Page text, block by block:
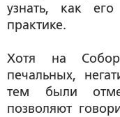
узнать, как
практике.
Хотя на
печальных,
тем были
позволяют